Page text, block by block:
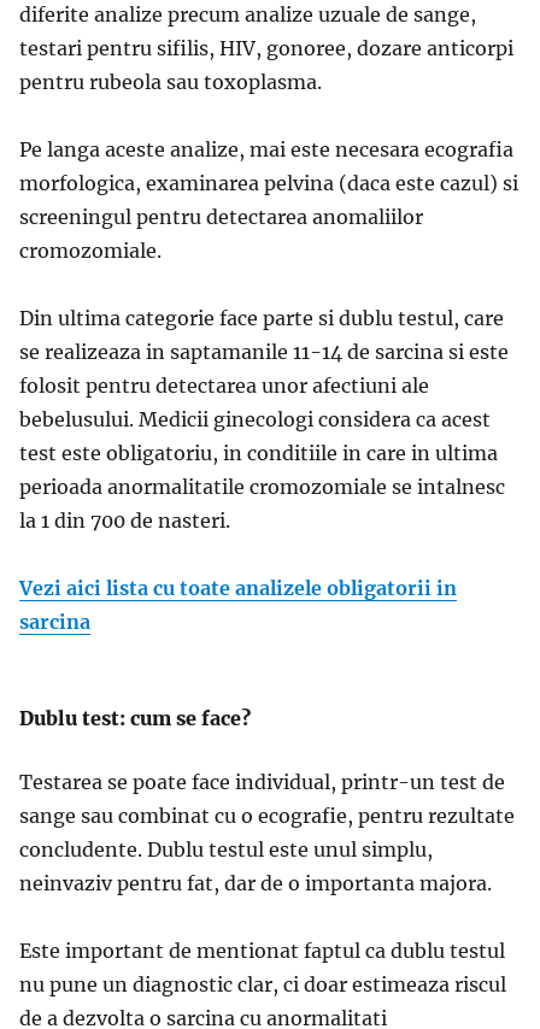
diferite analize precum analize uzuale de sange,
testari pentru sifilis, HIV, gonoree, dozare anticorpi
pentru rubeola sau toxoplasma.
Pe langa aceste analize, mai este necesara ecografia
morfologica, examinarea pelvina (daca este cazul) si
screeningul pentru detectarea anomaliilor
cromozomiale.
Din ultima categorie face parte si dublu testul, care
se realizeaza in saptamanile 11-14 de sarcina si este
folosit pentru detectarea unor afectiuni ale
bebelusului. Medicii ginecologi considera ca acest
test este obligatoriu, in conditiile in care in ultima
perioada anormalitatile cromozomiale se intalnesc
la 1 din 700 de nasteri.
Vezi aici lista cu toate analizele obligatorii in
sarcina
Dublu test: cum se face?
Testarea se poate face individual, printr-un test de
sange sau combinat cu o ecografie, pentru rezultate
concludente. Dublu testul este unul simplu,
neinvaziv pentru fat, dar de o importanta majora.
Este important de mentionat faptul ca dublu testul
nu pune un diagnostic clar, ci doar estimeaza riscul
de a dezvolta o sarcina cu anormalitati